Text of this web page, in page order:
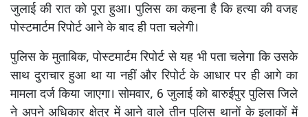
जुलाई की रात को पूरा हुआ। पुलिस का कहना है कि हत्या की वजह
पोस्टमार्टम रिपोर्ट आने के बाद ही पता चलेगी।
पुलिस के मुताबिक, पोस्टमार्टम रिपोर्ट से यह भी पता चलेगा कि उसके
साथ दुराचार हुआ था या नहीं और रिपोर्ट के आधार पर ही आगे का
मामला दर्ज किया जाएगा। सोमवार, 6 जुलाई को बारुईपुर पुलिस जिले
ने अपने अधिकार क्षेत्र में आने वाले तीन पुलिस थानों के इलाकों में